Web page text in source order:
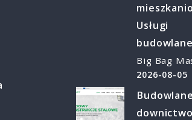
Usługi
budowlane
Big Bag
2026-08-05
Budowlane
downictwo